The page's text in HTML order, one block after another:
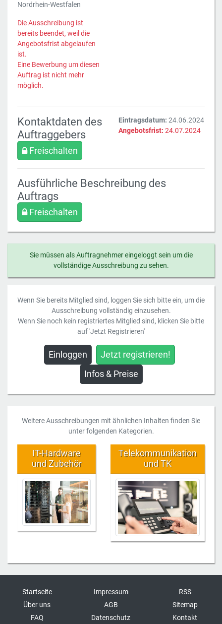
Nordrhein-Westfalen
Die Ausschreibung ist
bereits beendet, weil die
Angebotsfrist abgelaufen
ist.
Eine Bewerbung um diesen
Auftrag ist nicht mehr
möglich.
Kontaktdaten des
Auftraggebers
Freischalten
Eintragsdatum: 24.06.2024
Angebotsfrist: 24.07.2024
Ausführliche Beschreibung des
Auftrags
Freischalten
Sie müssen als Auftragnehmer eingeloggt sein um die
vollständige Ausschreibung zu sehen.
Wenn Sie bereits Mitglied sind, loggen Sie sich bitte ein, um die
Ausschreibung vollständig einzusehen.
Wenn Sie noch kein registriertes Mitglied sind, klicken Sie bitte
auf 'Jetzt Registrieren'
Einloggen
Jetzt registrieren!
Infos & Preise
Weitere Ausschreibungen mit ähnlichen Inhalten finden Sie
unter folgenden Kategorien.
IT-Hardware
und Zubehör
Telekommunikation
und TK
Startseite
Über uns
FAQ
Impressum
AGB
Datenschutz
RSS
Sitemap
Kontakt